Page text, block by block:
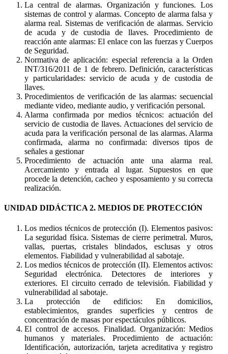
La central de alarmas. Organización y funciones. Los
sistemas de control y alarmas. Concepto de alarma falsa y
alarma real. Sistemas de verificación de alarmas. Servicio
de acuda y de custodia de llaves. Procedimiento de
reacción ante alarmas: El enlace con las fuerzas y Cuerpos
de Seguridad.
Normativa de aplicación: especial referencia a la Orden
INT/316/2011 de 1 de febrero. Definición, características
y particularidades: servicio de acuda y de custodia de
llaves.
Procedimientos de verificación de las alarmas: secuencial
mediante video, mediante audio, y verificación personal.
Alarma confirmada por medios técnicos: actuación del
servicio de custodia de llaves. Actuaciones del servicio de
acuda para la verificación personal de las alarmas. Alarma
confirmada, alarma no confirmada: diversos tipos de
señales a gestionar
Procedimiento de actuación ante una alarma real.
Acercamiento y entrada al lugar. Supuestos en que
procede la detención, cacheo y esposamiento y su correcta
realización.
UNIDAD DIDÁCTICA 2. MEDIOS DE PROTECCIÓN
Los medios técnicos de protección (I). Elementos pasivos:
La seguridad física. Sistemas de cierre perimetral. Muros,
vallas, puertas, cristales blindados, esclusas y otros
elementos. Fiabilidad y vulnerabilidad al sabotaje.
Los medios técnicos de protección (II). Elementos activos:
Seguridad electrónica. Detectores de interiores y
exteriores. El circuito cerrado de televisión. Fiabilidad y
vulnerabilidad al sabotaje.
La protección de edificios: En domicilios,
establecimientos, grandes superficies y centros de
concentración de masas por espectáculos públicos.
El control de accesos. Finalidad. Organización: Medios
humanos y materiales. Procedimiento de actuación:
Identificación, autorización, tarjeta acreditativa y registro